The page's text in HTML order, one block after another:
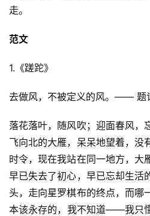
走。
范文
1.《蹉跎》
去做风，不被定义的风。—— 题
落花落叶，随风吹；迎面春风，
飞向北的大雁，呆呆地望着，没
时令，现在我站在同一地方，大
早已失去了初心，早已忘却生活
头，走向星罗棋布的终点，而哪
本该永存的，我不知道——我只